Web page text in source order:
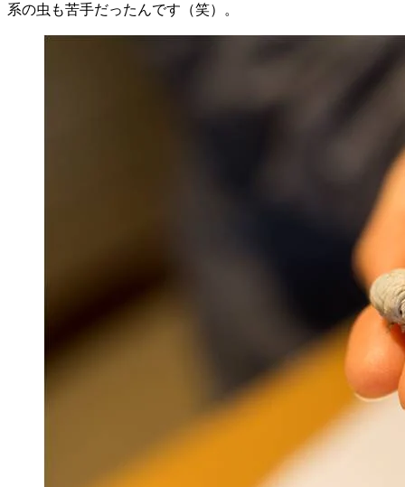
系の虫も苦手だったんです（笑）。